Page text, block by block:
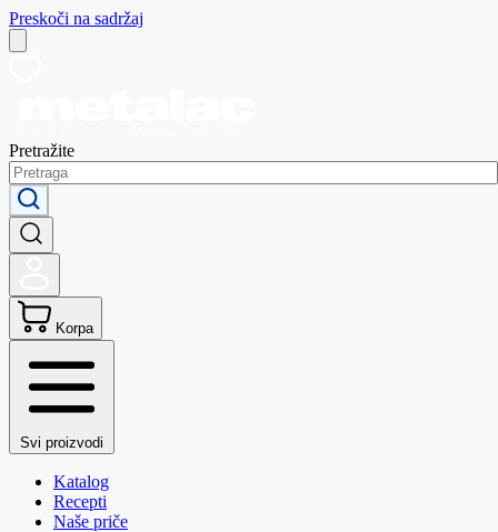
Preskoči na sadržaj
Pretražite
Korpa
Svi proizvodi
Katalog
Recepti
Naše priče